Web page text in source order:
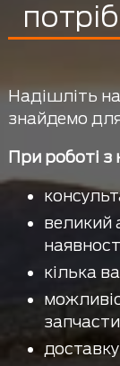
Надішліть
знайдемо
При роботі
великий
кілька
доставку